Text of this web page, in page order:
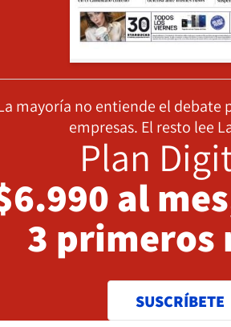
mayoría no entiende el debate
empresas. El resto lee
Plan
al
3 primeros
SUSCRÍBETE